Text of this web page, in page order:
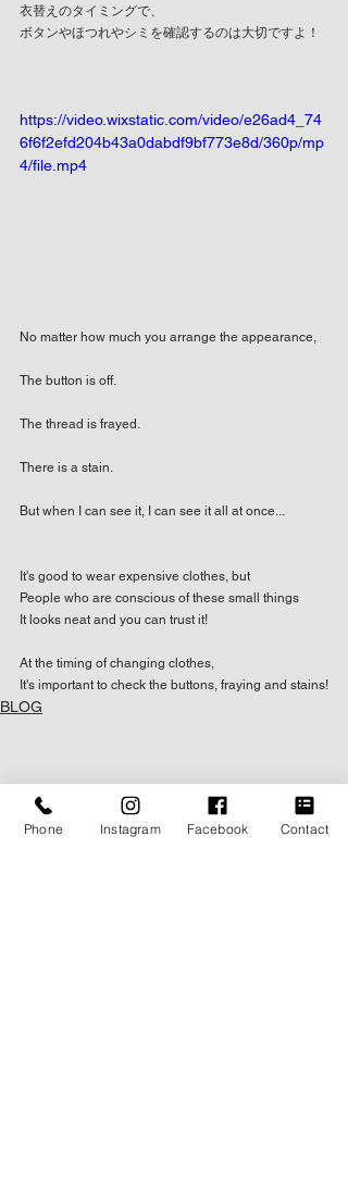
衣替えのタイミングで、
ボタンやほつれやシミを確認するのは大切ですよ！
https://video.wixstatic.com/video/e26ad4_74
6f6f2efd204b43a0dabdf9bf773e8d/360p/mp
4/file.mp4
No matter how much you arrange the appearance,
The button is off.
The thread is frayed.
There is a stain.
But when I can see it, I can see it all at once...
It's good to wear expensive clothes, but
People who are conscious of these small things
It looks neat and you can trust it!
At the timing of changing clothes,
It's important to check the buttons, fraying and stains!
BLOG
Phone Instagram Facebook Contact